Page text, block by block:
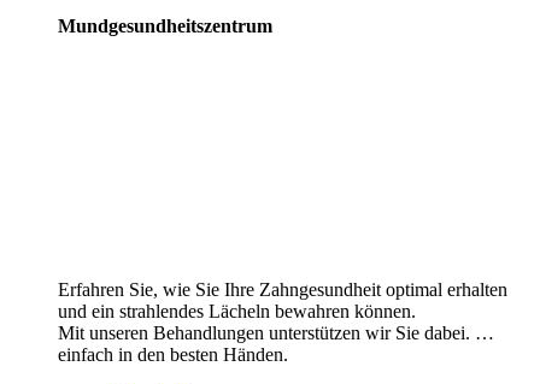
Mundgesundheitszentrum
Erfahren Sie, wie Sie Ihre Zahngesundheit optimal erhalten
und ein strahlendes Lächeln bewahren können.
Mit unseren Behandlungen unterstützen wir Sie dabei. …
einfach in den besten Händen.